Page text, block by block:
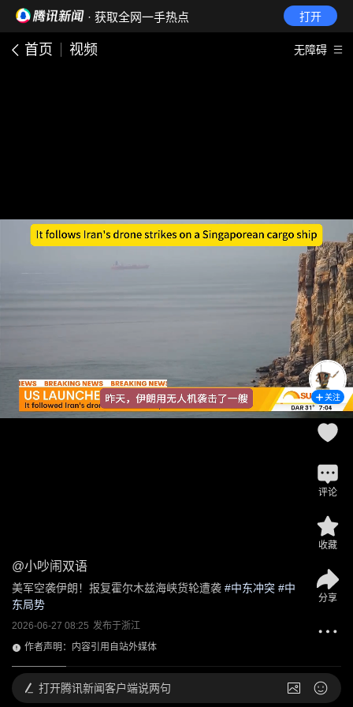
· 获取全网一手热点 打开
首页 视频 无障碍
@小吵闹双语
美军空袭伊朗！报复霍尔木兹海峡货轮遭袭 #中东冲突 #中
东局势
2026-06-27 08:25 发布于浙江
作者声明：内容引用自站外媒体
关注
评论
收藏
分享
打开腾讯新闻客户端说两句